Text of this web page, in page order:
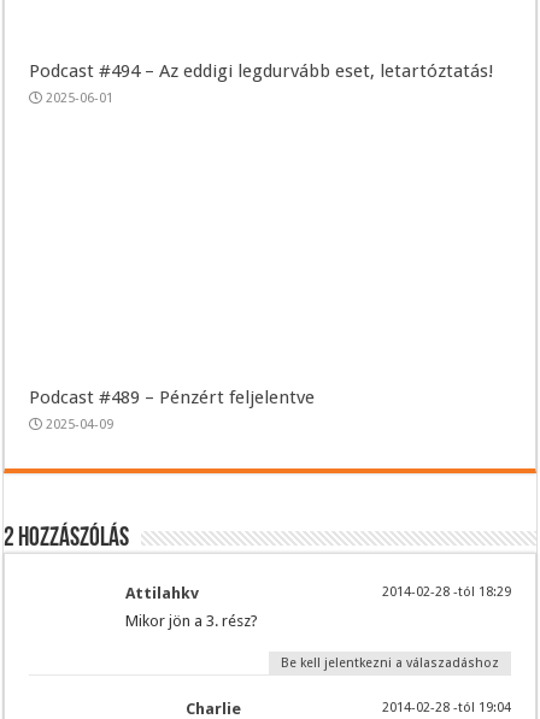
Podcast #494 – Az eddigi legdurvább eset, letartóztatás!
2025-06-01
Podcast #489 – Pénzért feljelentve
2025-04-09
2 hozzászólás
Attilahkv 2014-02-28 -tól 18:29
Mikor jön a 3. rész?
Be kell jelentkezni a válaszadáshoz
Charlie 2014-02-28 -tól 19:04